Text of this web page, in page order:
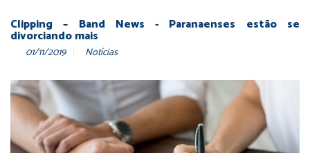
Clipping – Band News - Paranaenses estão se
divorciando mais
01/11/2019 Notícias